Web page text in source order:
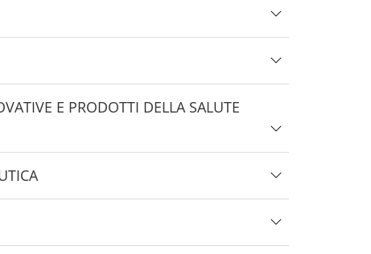
E PRODOTTI DELLA SALUTE